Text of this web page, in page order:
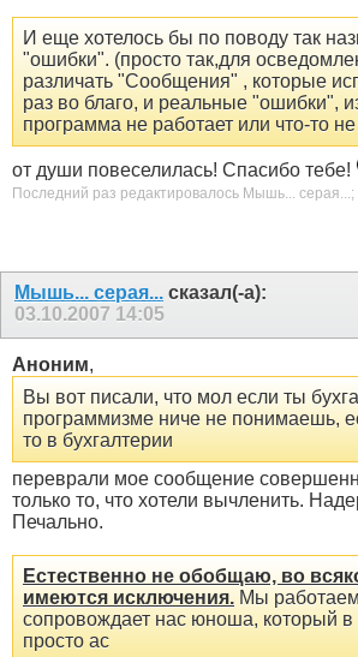
И еще хотелось бы по поводу так
"ошибки". (просто так,для
различать "Сообщения" , которые
раз во благо, и реальные "ошибки",
программа не работает или что-то
от души повеселилась! Спасибо тебе!
Последний раз редактировалось Мышь... серая...;
Мышь... серая... сказал(-а):
03.10.2007 14:05
Аноним,
Вы вот писали, что мол если ты
программизме ниче не понимаешь,
то в бухгалтерии
переврали мое сообщение
только то, что хотели вычленить.
Печально.
Естественно не обобщаю, во
имеются исключения. Мы
сопровождает нас юноша, который
просто ас